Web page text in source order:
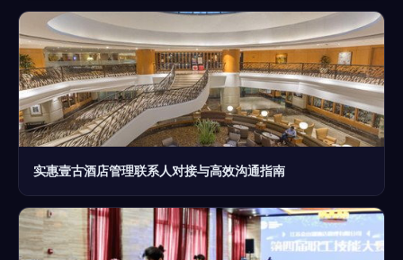
实惠壹古酒店管理联系人对接与高效沟通指南